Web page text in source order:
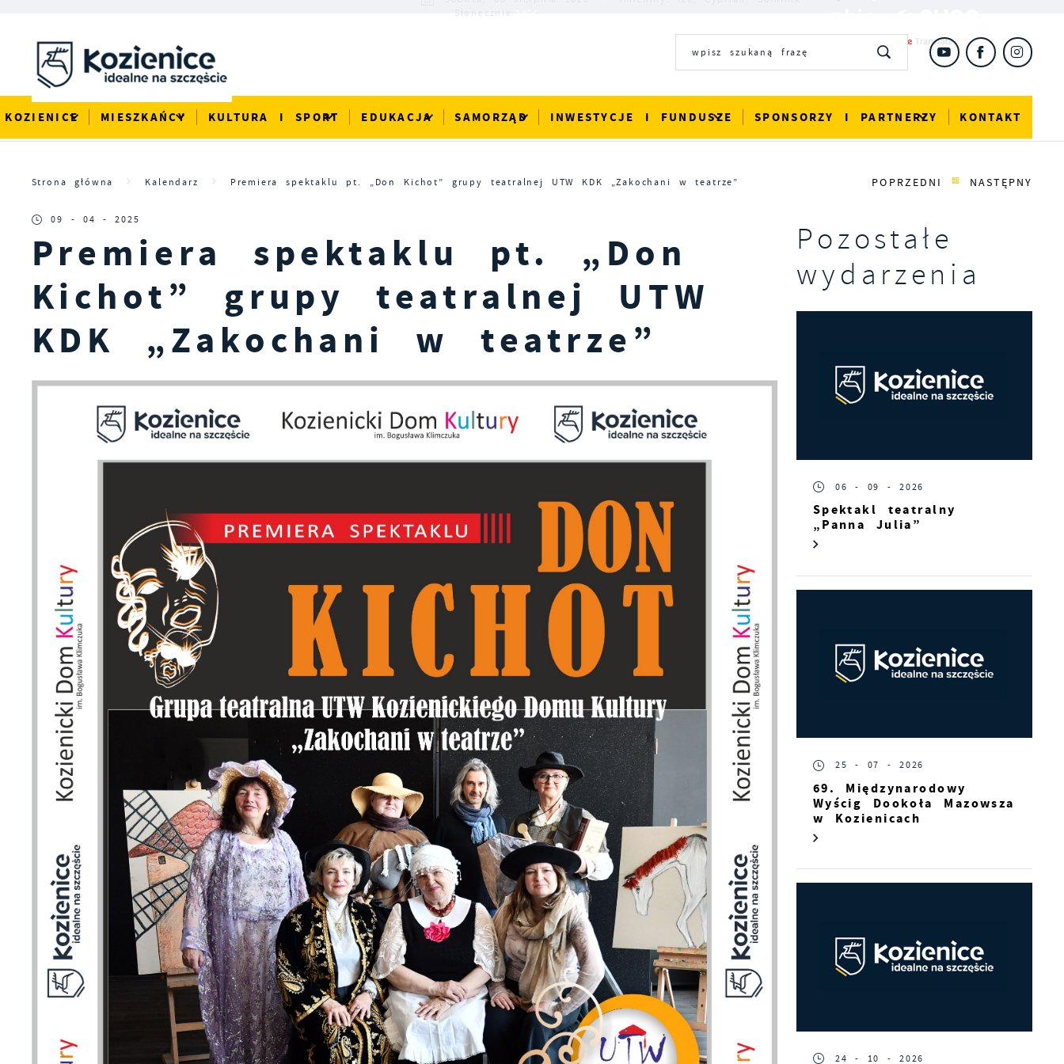
Słonecznie
KOZIENICE MIESZKAŃCY KULTURA I SPORT EDUKACJA SAMORZĄD INWESTYCJE I FUNDUSZE SPONSORZY I PARTNERZY KONTAKT
Strona główna Kalendarz Premiera spektaklu pt. „Don Kichot” grupy teatralnej UTW KDK „Zakochani w teatrze” POPRZEDNI NASTĘPNY
09 - 04 - 2025
Premiera spektaklu pt. „Don
Kichot” grupy teatralnej UTW
KDK „Zakochani w teatrze”
Pozostałe
wydarzenia
06 - 09 - 2026
Spektakl teatralny
„Panna Julia”
25 - 07 - 2026
69. Międzynarodowy
Wyścig Dookoła Mazowsza
w Kozienicach
24 - 10 - 2026
Ustawienia
Szanujemy Twoją prywatność. Możesz zmienić ustawienia cookies
lub zaakceptować je wszystkie. W dowolnym momencie możesz
dokonać zmiany swoich ustawień.